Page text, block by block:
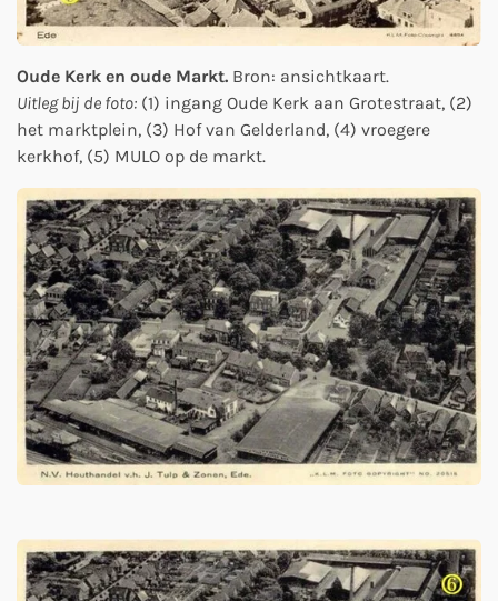
Oude Kerk en oude Markt. Bron: ansichtkaart.
Uitleg bij de foto: (1) ingang Oude Kerk aan Grotestraat, (2)
het marktplein, (3) Hof van Gelderland, (4) vroegere
kerkhof, (5) MULO op de markt.